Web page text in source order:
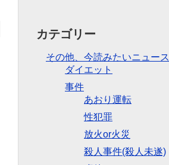
カテゴリー
その他、今読みたいニュース
ダイエット
事件
あおり運転
性犯罪
放火or火災
殺人事件(殺人未遂)